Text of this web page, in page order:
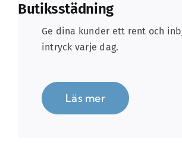
Butiksstädning
Ge dina kunder ett rent och
intryck varje dag.
Läs mer